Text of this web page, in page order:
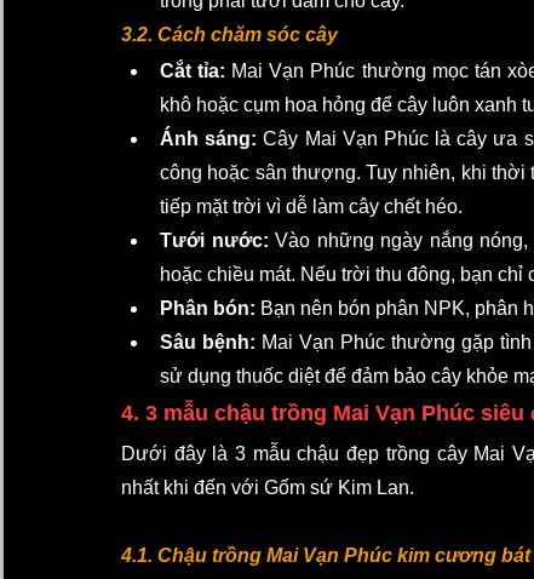
3.2. Cách chăm sóc cây
Cắt tỉa: Mai Vạn Phúc thường mọc tán
khô hoặc cụm hoa hỏng để cây luôn xanh
Ánh sáng: Cây Mai Vạn Phúc là cây ưa
công hoặc sân thượng. Tuy nhiên, khi
tiếp mặt trời vì dễ làm cây chết héo.
Tưới nước: Vào những ngày nắng
hoặc chiều mát. Nếu trời thu đông, bạn chỉ
Phân bón: Bạn nên bón phân NPK, phân
Sâu bệnh: Mai Vạn Phúc thường gặp
sử dụng thuốc diệt để đảm bảo cây khỏe
4. 3 mẫu chậu trồng Mai Vạn Phúc
Dưới đây là 3 mẫu chậu đẹp trồng cây Mai
nhất khi đến với Gốm sứ Kim Lan.
4.1. Chậu trồng Mai Vạn Phúc kim cương